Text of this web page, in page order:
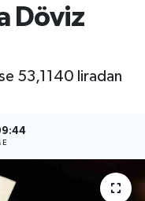
Döviz
53,1140 liradan